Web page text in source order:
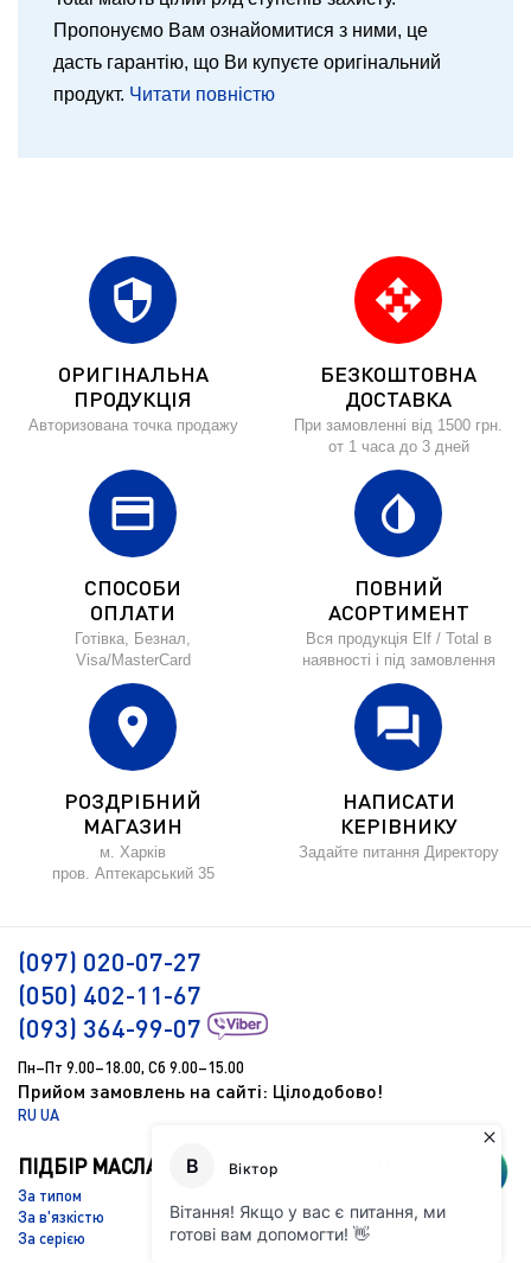
Пропонуємо Вам ознайомитися з ними, це
дасть гарантію, що Ви купуєте оригінальний
продукт. Читати повністю
security
ОРИГІНАЛЬНА
ПРОДУКЦІЯ
Авторизована точка продажу
open_with
БЕЗКОШТОВНА
ДОСТАВКА
При замовленні від 1500 грн.
от 1 часа до 3 дней
credit_card
СПОСОБИ
ОПЛАТИ
Готівка, Безнал,
Visa/MasterCard
invert_colors
ПОВНИЙ
АСОРТИМЕНТ
Вся продукція Elf / Total в
наявності і під замовлення
location_on
РОЗДРІБНИЙ
МАГАЗИН
м. Харків
пров. Аптекарський 35
forum
НАПИСАТИ
КЕРІВНИКУ
Задайте питання Директору
(097) 020-07-27
(050) 402-11-67
(093) 364-99-07
Пн–Пт 9.00–18.00, Сб 9.00–15.00
Прийом замовлень на сайті: Цілодобово!
RU UA
ПІДБІР МАСЛА
За типом
За в'язкістю
За серією
Підбір масла
Доставка і оплата